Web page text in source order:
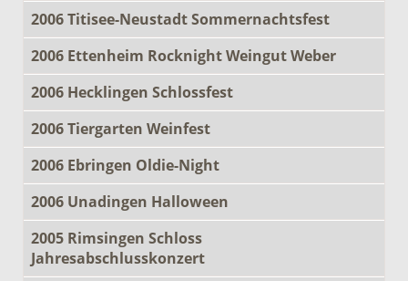
2006 Titisee-Neustadt Sommernachtsfest
2006 Ettenheim Rocknight Weingut Weber
2006 Hecklingen Schlossfest
2006 Tiergarten Weinfest
2006 Ebringen Oldie-Night
2006 Unadingen Halloween
2005 Rimsingen Schloss
Jahresabschlusskonzert